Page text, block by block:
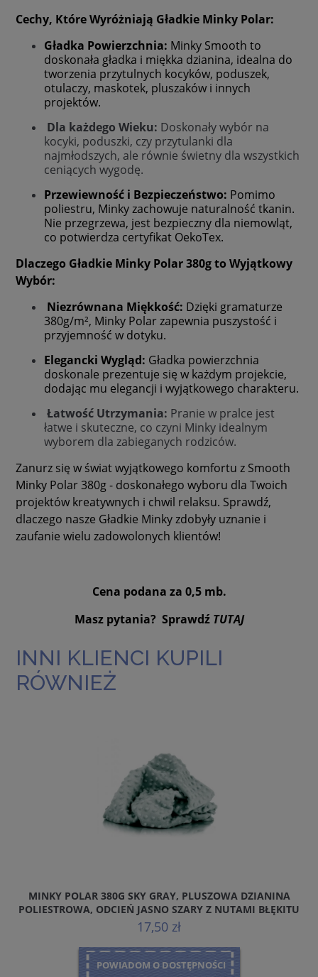
Cechy, Które Wyróżniają Gładkie Minky Polar:
Gładka Powierzchnia: Minky Smooth to
doskonała gładka i miękka dzianina, idealna do
tworzenia przytulnych kocyków, poduszek,
otulaczy, maskotek, pluszaków i innych
projektów.
Dla każdego Wieku: Doskonały wybór na
kocyki, poduszki, czy przytulanki dla
najmłodszych, ale równie świetny dla wszystkich
ceniących wygodę.
Przewiewność i Bezpieczeństwo: Pomimo
poliestru, Minky zachowuje naturalność tkanin.
Nie przegrzewa, jest bezpieczny dla niemowląt,
co potwierdza certyfikat OekoTex.
Dlaczego Gładkie Minky Polar 380g to Wyjątkowy
Wybór:
Niezrównana Miękkość: Dzięki gramaturze
380g/m², Minky Polar zapewnia puszystość i
przyjemność w dotyku.
Elegancki Wygląd: Gładka powierzchnia
doskonale prezentuje się w każdym projekcie,
dodając mu elegancji i wyjątkowego charakteru.
Łatwość Utrzymania: Pranie w pralce jest
łatwe i skuteczne, co czyni Minky idealnym
wyborem dla zabieganych rodziców.
Zanurz się w świat wyjątkowego komfortu z Smooth
Minky Polar 380g - doskonałego wyboru dla Twoich
projektów kreatywnych i chwil relaksu. Sprawdź,
dlaczego nasze Gładkie Minky zdobyły uznanie i
zaufanie wielu zadowolonych klientów!
Cena podana za 0,5 mb.
Masz pytania? Sprawdź TUTAJ
INNI KLIENCI KUPILI
RÓWNIEŻ
MINKY POLAR 380G SKY GRAY, PLUSZOWA DZIANINA
POLIESTROWA, ODCIEŃ JASNO SZARY Z NUTAMI BŁĘKITU
I ZIELENI
17,50 zł
POWIADOM O DOSTĘPNOŚCI